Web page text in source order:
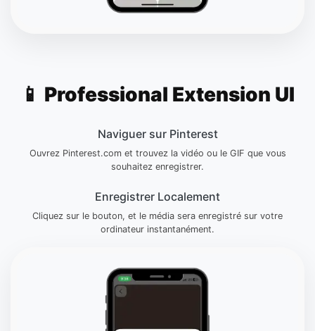
📱 Professional Extension UI
Naviguer sur Pinterest
Ouvrez Pinterest.com et trouvez la vidéo ou le GIF que vous
souhaitez enregistrer.
Enregistrer Localement
Cliquez sur le bouton, et le média sera enregistré sur votre
ordinateur instantanément.